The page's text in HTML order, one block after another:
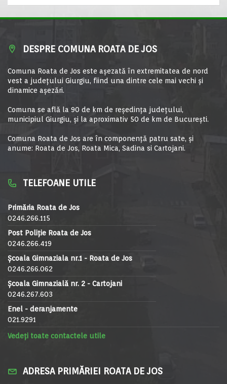
DESPRE COMUNA ROATA DE JOS
Comuna Roata de Jos este aşezată în extremitatea de nord
vest a judeţului Giurgiu, fiind una dintre cele mai vechi şi
dinamice aşezări.
Comuna se află la 90 de km de reşedinţa judeţului,
municipiul Giurgiu, şi la aproximativ 50 de km de Bucureşti.
Comuna Roata de Jos are în componență patru sate, și
anume: Roata de Jos, Roata Mica, Sadina si Cartojani.
TELEFOANE UTILE
Primăria Roata de Jos
0246.266.115
Post Poliție Roata de Jos
0246.266.419
Școala Gimnaziala nr.1 - Roata de Jos
0246.266.062
Școala Gimnazială nr. 2 - Cartojani
0246.267.603
Enel - deranjamente
021.9291
Vedeți toate contactele utile
ADRESA PRIMĂRIEI ROATA DE JOS